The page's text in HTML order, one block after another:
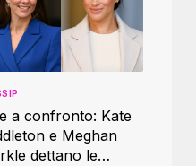
a confronto: Kate
e Meghan
dettano le